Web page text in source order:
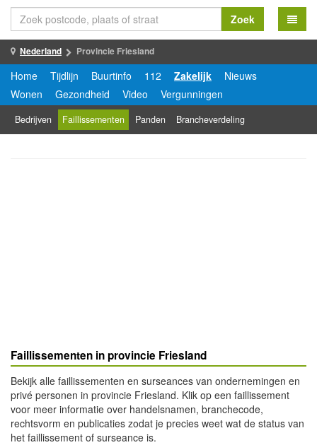
Zoek
Nederland Provincie Friesland
Home Tijdlijn Buurtinfo 112 Zakelijk
Nieuws
Wonen
Gezondheid Video Vergunningen
Bedrijven Faillissementen Panden Brancheverdeling
Faillissementen in provincie Friesland
Bekijk alle faillissementen en surseances van ondernemingen en
privé personen in provincie Friesland. Klik op een faillissement
voor meer informatie over handelsnamen, branchecode,
rechtsvorm en publicaties zodat je precies weet wat de status van
het faillissement of surseance is.